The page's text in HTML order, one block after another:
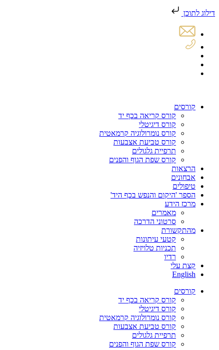
דילוג לתוכן
קורסים
קורס קריאה בכף יד
קורס דיגיטלי
קורס נומרולוגיה קרמאטית
קורס טביעת אצבעות
תרפיית גלגולים
קורס שפת הגוף והפנים
הרצאות
אבחונים
טיפולים
הספר 'היקום והנפש בכף היד'
מרכז הידע
מאמרים
סרטוני הדרכה
מהתקשורת
קטעי עיתונות
תכניות טלויזיה
רדיו
קצת עלי
English
קורסים
קורס קריאה בכף יד
קורס דיגיטלי
קורס נומרולוגיה קרמאטית
קורס טביעת אצבעות
תרפיית גלגולים
קורס שפת הגוף והפנים